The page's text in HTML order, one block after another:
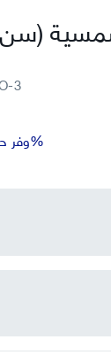
3
وفر حتى 25%